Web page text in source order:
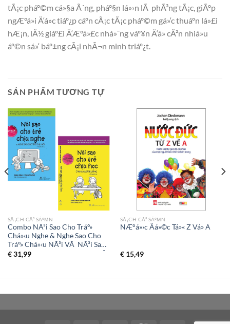
tÃ¡c pháº©m cá»§a Ã´ng, pháº§n lá»›n lÃ phÃ³ng tÃ¡c, giÃºp
ngÆ°á»i Ä‘á»c tiáº¿p cáº­n cÃ¡c tÃ¡c pháº©m gá»‘c thuáº­n lá»£i
hÆ¡n, lÃ½ giáº£i Ä‘Æ°á»£c nhá»¯ng váº¥n Ä‘á» cÃ²n nhiá»u
áº©n sá»‘ báº±ng cÃ¡i nhÃ¬n minh triáº¿t.
SẢN PHẨM TƯƠNG TỰ
SÃ¡CH CÃ³ SÁºΜN
Combo NÃ³i Sao Cho Tráº»
Chá»‹u Nghe & Nghe Sao Cho
Tráº» Chá»‹u NÃ³i VÃ NÃ³i Sao
Cho Tráº» Chá»‹u Há»c á»ž NhÃ
€31,99
SÃ¡CH CÃ³ SÁºΜN
NÆ°á»›c Äá»©c Tá»« Z Vá» A
€15,49